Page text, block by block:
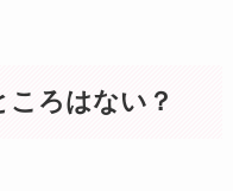
ころはない？